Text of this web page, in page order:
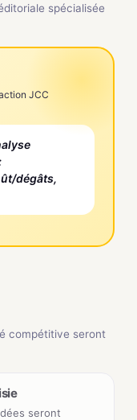
spécialisée
JCC
dégâts,
compétitive seront
seront